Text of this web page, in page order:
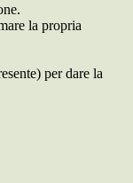
la propria
per dare la